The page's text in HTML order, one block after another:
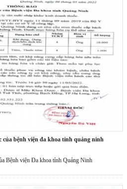
của bệnh viện đa khoa tỉnh quảng ninh
Bệnh viện Đa khoa tỉnh Quảng Ninh